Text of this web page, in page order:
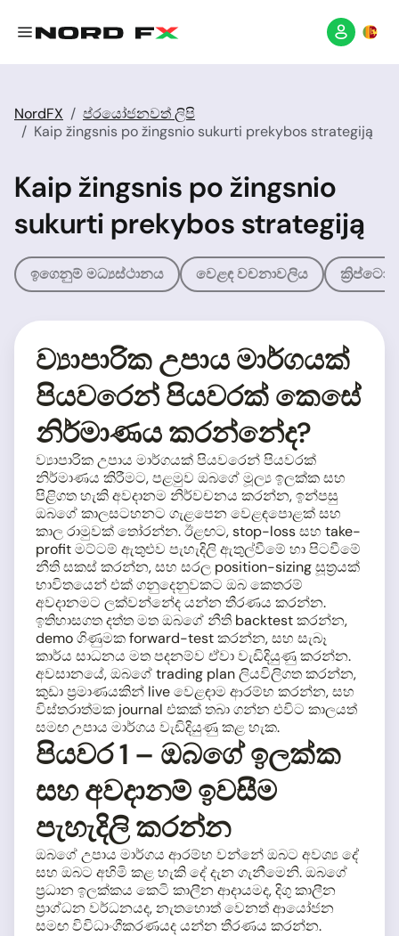
NordFX
ප්රයෝජනවත් ලිපි
Kaip žingsnis po žingsnio sukurti prekybos strategiją
Kaip žingsnis po žingsnio
sukurti prekybos strategiją
ඉගෙනුම් මධ්‍යස්ථානය වෙළඳ වචනාවලිය ක්‍රිප්ටෝ
ව්‍යාපාරික උපාය මාර්ගයක්
පියවරෙන් පියවරක් කෙසේ
නිර්මාණය කරන්නේද?
ව්‍යාපාරික උපාය මාර්ගයක් පියවරෙන් පියවරක්
නිර්මාණය කිරීමට, පළමුව ඔබගේ මූල්‍ය ඉලක්ක සහ
පිළිගත හැකි අවදානම නිර්වචනය කරන්න, ඉන්පසු
ඔබගේ කාලසටහනට ගැළපෙන වෙළඳපොළක් සහ
කාල රාමුවක් තෝරන්න. ඊළඟට, stop-loss සහ take-
profit මට්ටම් ඇතුළුව පැහැදිලි ඇතුල්වීමේ හා පිටවීමේ
නීති සකස් කරන්න, සහ සරල position-sizing සූත්‍රයක්
භාවිතයෙන් එක් ගනුදෙනුවකට ඔබ කෙතරම්
අවදානමට ලක්වන්නේද යන්න තීරණය කරන්න.
ඉතිහාසගත දත්ත මත ඔබගේ නීති backtest කරන්න,
demo ගිණුමක forward-test කරන්න, සහ සැබෑ
කාර්ය සාධනය මත පදනම්ව ඒවා වැඩිදියුණු කරන්න.
අවසානයේ, ඔබගේ trading plan ලියවිලිගත කරන්න,
කුඩා ප්‍රමාණයකින් live වෙළඳාම ආරම්භ කරන්න, සහ
විස්තරාත්මක journal එකක් තබා ගන්න එවිට කාලයත්
සමඟ උපාය මාර්ගය වැඩිදියුණු කළ හැක.
පියවර 1 – ඔබගේ ඉලක්ක
සහ අවදානම් ඉවසීම
පැහැදිලි කරන්න
ඔබගේ උපාය මාර්ගය ආරම්භ වන්නේ ඔබට අවශ්‍ය දේ
සහ ඔබට අහිමි කළ හැකි දේ දැන ගැනීමෙනි. ඔබගේ
ප්‍රධාන ඉලක්කය කෙටි කාලීන ආදායමද, දිගු කාලීන
ප්‍රාග්ධන වර්ධනයද, නැතහොත් වෙනත් ආයෝජන
සමඟ විවිධාංගීකරණයද යන්න තීරණය කරන්න.